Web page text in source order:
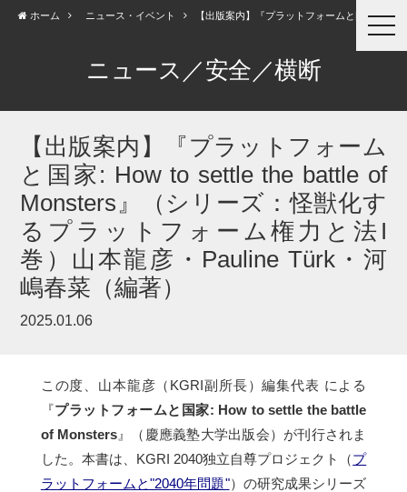
ホーム ニュース・イベント 【出版案内】『プラットフォームと国家: ...
ニュース／安全／横断
【出版案内】『プラットフォーム
と国家: How to settle the battle of
Monsters』（シリーズ：怪獣化す
るプラットフォーム権力と法I
巻）山本龍彦・Pauline Türk・河
嶋春菜（編著）
2025.01.06
この度、山本龍彦（KGRI副所長）編集代表 による
『プラットフォームと国家: How to settle the battle
of Monsters 』（慶應義塾大学出版会）が刊行されま
した。本書は、KGRI 2040独立自尊プロジェクト（プ
ラットフォームと"2040年問題"）の研究成果シリーズ